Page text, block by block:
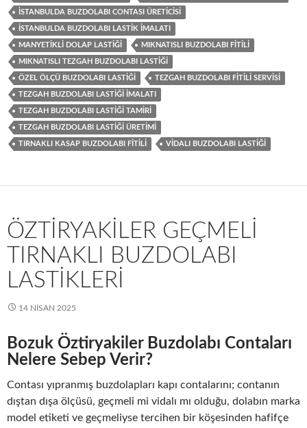
ISTANBULDA BUZDOLABI CONTASI ÜRETICISI
ISTANBULDA BUZDOLABI LASTIK IMALATI
MANYETIKLI DOLAP LASTIĞI MIKNATISLI BUZDOLABI FITILI
MIKNATISLI TEZGAH BUZDOLABI LASTIĞI
ÖZEL ÖLÇÜ BUZDOLABI LASTIĞI TEZGAH BUZDOLABI FITILI SERVISI
TEZGAH BUZDOLABI LASTIĞI IMALATI
TEZGAH BUZDOLABI LASTIĞI TAMIRI
TEZGAH BUZDOLABI LASTIĞI ÜRETIMI
TIRNAKLI KASAP BUZDOLABI FITILI VIDALI BUZDOLABI LASTIĞI
ÖZTIRYAKILER GEÇMELI
TIRNAKLI BUZDOLABI
LASTIKLERI
14 NISAN 2025
Bozuk Öztiryakiler Buzdolabı Contaları
Nelere Sebep Verir?
Contası yıpranmış buzdolapları kapı contalarını; contanın
dıştan dışa ölçüsü, geçmeli mi vidalı mı olduğu, dolabın marka
model etiketi ve geçmeliyse tercihen bir köşesinden hafifçe